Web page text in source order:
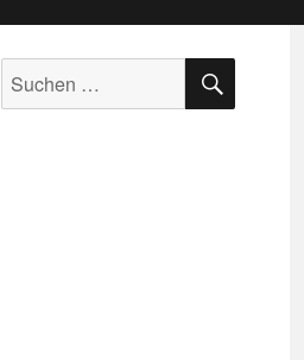
Suche
nach: